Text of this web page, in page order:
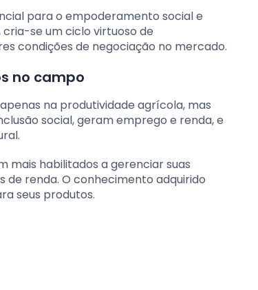
para o empoderamento social e
se um ciclo virtuoso de
condições de negociação no mercado.
no campo
na produtividade agrícola, mas
social, geram emprego e renda, e
mais habilitados a gerenciar suas
de renda. O conhecimento adquirido
seus produtos.